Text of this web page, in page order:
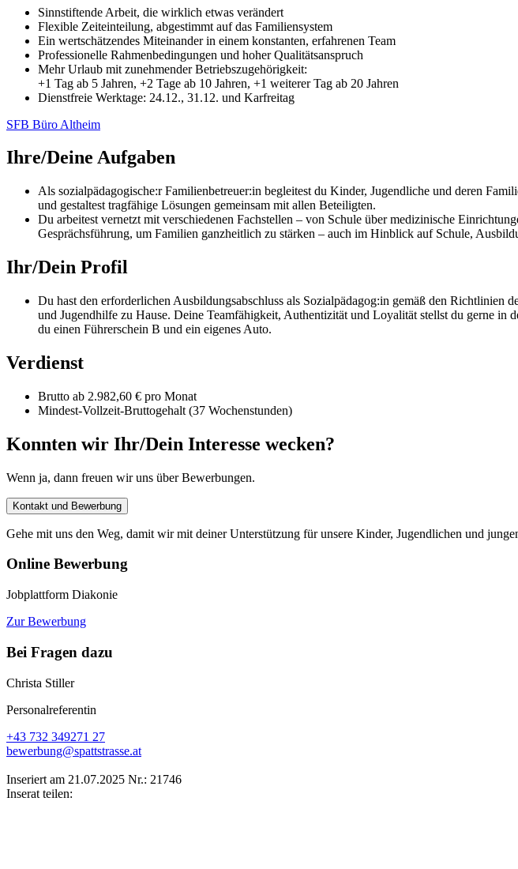
Sinnstiftende Arbeit, die wirklich etwas verändert
Flexible Zeiteinteilung, abgestimmt auf das Familiensystem
Ein wertschätzendes Miteinander in einem konstanten, erfahrenen Team
Professionelle Rahmenbedingungen und hoher Qualitätsanspruch
Mehr Urlaub mit zunehmender Betriebszugehörigkeit:
+1 Tag ab 5 Jahren, +2 Tage ab 10 Jahren, +1 weiterer Tag ab 20 Jahren
Dienstfreie Werktage: 24.12., 31.12. und Karfreitag
SFB Büro Altheim
Ihre/Deine Aufgaben
Als sozialpädagogische:r Familienbetreuer:in begleitest du Kinder, Jugendliche und deren
und gestaltest tragfähige Lösungen gemeinsam mit allen Beteiligten.
Du arbeitest vernetzt mit verschiedenen Fachstellen – von Schule über medizinische
Gesprächsführung, um Familien ganzheitlich zu stärken – auch im Hinblick auf Schule,
Ihr/Dein Profil
Du hast den erforderlichen Ausbildungsabschluss als Sozialpädagog:in gemäß den
und Jugendhilfe zu Hause. Deine Teamfähigkeit, Authentizität und Loyalität stellst du gerne
du einen Führerschein B und ein eigenes Auto.
Verdienst
Brutto ab 2.982,60 € pro Monat
Mindest-Vollzeit-Bruttogehalt (37 Wochenstunden)
Konnten wir Ihr/Dein Interesse wecken?
Wenn ja, dann freuen wir uns über Bewerbungen.
Kontakt und Bewerbung
Gehe mit uns den Weg, damit wir mit deiner Unterstützung für unsere Kinder, Jugendlichen und
Online Bewerbung
Jobplattform Diakonie
Zur Bewerbung
Bei Fragen dazu
Christa Stiller
Personalreferentin
+43 732 349271 27
bewerbung@spattstrasse.at
Inseriert am 21.07.2025 Nr.: 21746
Inserat teilen: